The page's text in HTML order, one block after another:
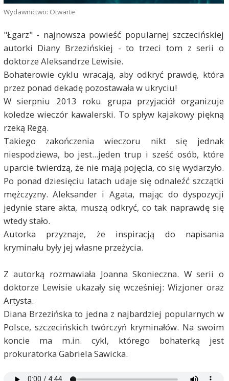
Wydawnictwo: Otwarte
"Łgarz" - najnowsza powieść popularnej szczecińskiej
autorki Diany Brzezińskiej - to trzeci tom z serii o
doktorze Aleksandrze Lewisie.
Bohaterowie cyklu wracają, aby odkryć prawdę, która
przez ponad dekadę pozostawała w ukryciu!
W sierpniu 2013 roku grupa przyjaciół organizuje
koledze wieczór kawalerski. To spływ kajakowy piękną
rzeką Regą.
Takiego zakończenia wieczoru nikt się jednak
niespodziewa, bo jest...jeden trup i sześć osób, które
uparcie twierdzą, że nie mają pojęcia, co się wydarzyło.
Po ponad dziesięciu latach udaje się odnaleźć szczątki
mężczyzny. Aleksander i Agata, mając do dyspozycji
jedynie stare akta, muszą odkryć, co tak naprawdę się
wtedy stało.
Autorka przyznaje, że inspiracją do napisania
kryminału były jej własne przeżycia.
Z autorką rozmawiała Joanna Skonieczna. W serii o
doktorze Lewisie ukazały się wcześniej: Wizjoner oraz
Artysta.
Diana Brzezińska to jedna z najbardziej popularnych w
Polsce, szczecińskich twórczyń kryminałów. Na swoim
koncie ma m.in. cykl, którego bohaterką jest
prokuratorka Gabriela Sawicka.